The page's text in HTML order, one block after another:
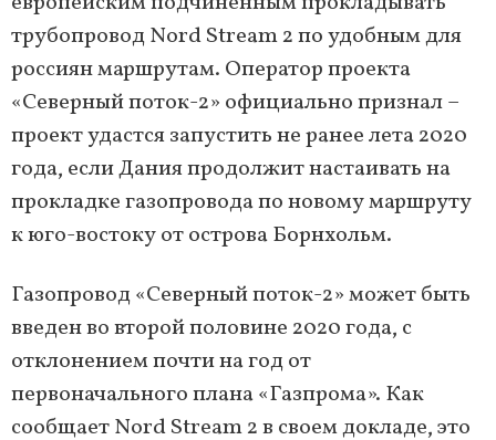
трубопровод Nord Stream 2 по удобным для
россиян маршрутам. Оператор проекта
«Северный поток-2» официально признал –
проект удастся запустить не ранее лета 2020
года, если Дания продолжит настаивать на
прокладке газопровода по новому маршруту
к юго-востоку от острова Борнхольм.
Газопровод «Северный поток-2» может быть
введен во второй половине 2020 года, с
отклонением почти на год от
первоначального плана «Газпрома». Как
сообщает Nord Stream 2 в своем докладе, это